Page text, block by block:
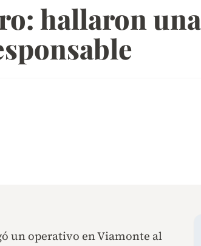
hallaron
un operativo en Viamonte al